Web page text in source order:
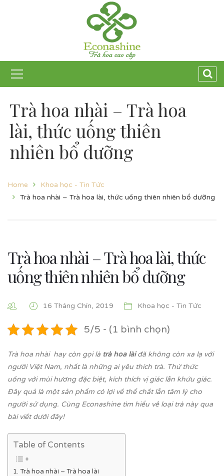
Trà hoa nhài – Trà hoa
lài, thức uống thiên
nhiên bổ dưỡng
Home
Khoa học - Tin Tức
Trà hoa nhài – Trà hoa lài, thức uống thiên nhiên bổ dưỡng
Trà hoa nhài – Trà hoa lài, thức
uống thiên nhiên bổ dưỡng
16 Tháng Chín, 2019 Khoa học - Tin Tức
5/5 - (1 bình chọn)
Trà hoa nhài hay còn gọi là trà hoa làiđã không còn xa lạ với
người Việt Nam, nhất là những ai yêu thích trà. Thứ thức
uống với mùi hương đặc biệt, kích thích vị giác lẫn khứu giác.
Đây quả là một sản phẩm có lợi về thể chất lẫn tâm lý cho
người sử dụng. Cùng Econashine tìm hiểu về loại trà này qua
bài viết dưới đây!
Table of Contents
Trà hoa nhài – Trà hoa lài